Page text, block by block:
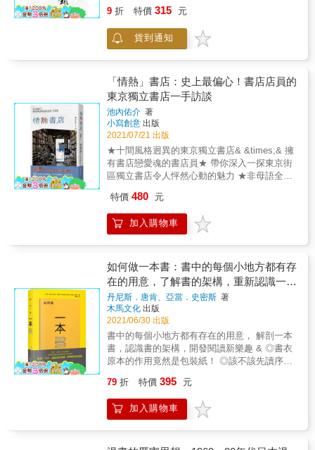
相同的是身上都流著熱情堅毅的血液、濃厚的
形蟲加上八爪魚般靈活變通的思維：能讓每位
顧客一進門，就會強烈感受「這個書店」不只
在賣書，而是把你整個人泡進文化體驗
成於底氣 獨立書店在臺灣獨樹一格地存在
&& 本書精選之獨立書店，這群家人朋友口中個
性或浪漫、或貓毛（臺語）、或反骨、或性格
或理想主義的主理人，成功地把別人眼中的劣
勢轉為優勢，把小人物狂想曲演奏成勝利進行
曲，在大型連鎖書店與電商平臺環伺中旱地拔
蔥、逆勢崛起、廣布觸鬚，經營得風生水起。
& 於此背後也顯示臺灣廣大民眾的溫暖、友
親，北漂、南漂、島內移民、環島旅遊的各路
免於風霜，成為一處處兼具社區活動中心、手
藝料理交流的溫馨場域，甚至原本沒有閱讀習
慣的人因為家鄉終於有書店了，也養成了閱讀
消費的習慣與興趣，一起成就了臺灣獨立書店
的奇異風景，也提供大家在主流意識之外，更
多元、豐富的選擇。 & 我們深信 一本好書，會
把人生的高度給你&& 一間好店，會把心靈的寬
度給你 & 一杯咖啡、一本書、一個下午 沿著文
字的軌跡& 走進心靈的山海 找到內在的怡然自
得與心靈高光時刻 不論是探觸世界、深掘自我
& 在獨立書店停留的每一個時光，帶走的每一
本書&& 都會為你在心靈種下一些力量、美感與
識內涵兼具 知名主播詹慶齡、攝影師余尚彬聯
合《名人書房》專業影音攝製團隊，以獨特視
角，展開全臺別具特色的獨立書店微旅行，透
更壞的時代裡，只要有書有讀者，書店就能繼
續拯救世界。──馬力︱或者書店店長 開書店是
一場持續抗爭的社會運動，有書店的地方就有
令人讚嘆的核心存在。──陳顥樺︱見書店負責
呢？」&mdash;&mdash;〈我就是愛賭博，請
毛》一書，真摯訴說實踐夢想之快樂與困苦，
原意是「苦海無涯，勸你小心」之用，沒想到
反而變成推坑大作，點燃了更多讀者的熱情，
出版業，甚至是各行各業的「飛踢盛世」
（咦）！ 十年經過，曾經被擊倒但還是爬起
來，陳夏民與他的一人出版社逗點還存在。他
開啟深埋已久的那枚時空膠囊，加入超過五千
字的前言後記，詳實訴說投身志業後所得來的
欣喜與傷痕，更不忘回顧初心，銘記當年那一
位熱血飛踢世界的青年。 「請你不要放棄。如
果可以，不一定要變成外界認可的大人，能夠
以及1949年後的臺灣刊物，尤其有深度的探
究。 ◎當時的文筆質樸真實、言之有物，有理
想，堅持追求更好的生活，少有娛樂大眾、取
&mdash;&mdash;創刊詞數據庫 , 由王修求於
2019年初在Blogger創立。 收集漢語世界期刊
的創刊詞，創刊詞下附錄有期刊的： 約稿、編
輯劄記、雜誌章程、宗旨條約、資料照片、期
刊簡介等資訊， 創造了一個高品質、有價值，
可供人人查閱、參考、究研的學術平臺。 不忘
初心，方得始終 那些被歷史塵封的刊物，它們
的創刊詞，大都是為了夢想在奮鬥。 是對現實
的關切、是對未來的展望、是對真理的探尋
&hellip;&hellip; 並不僅僅是為了豐富人的生
是勇於擔當的知識分子，是一個社會的良知，
是一個民族的脊樑。 現在與展望 大陸，曾經敢
言的刊物，在新的政權之下， 光芒與銳利盡
見。 港澳，已經火箭般速度大陸化，中國不僅
在版圖上追求大一統， 思想上也在力求大一
統，這都是毛澤東思想的延續。 台灣，自1949
年，胡適把自由的種子撒播在臺灣大地那刻
起， 在最為黑暗的白色恐怖歲月，人民也沒有
放棄對自由的追求。 &mdash;&mdash;知識不
應該成為某些人謀利的工具， 澆灌種子與希
望，就是刊物存在的意義與價值。 能看出初心
9 折 特價 315 元
貨到通知
「情熱」書店：史上最偏心！書店店員的
東京獨立書店一手訪談
池內佑介 著
小寫創意 出版
2021/07/21 出版
★十間風格迥異的東京獨立書店& &times;& 擁
有書店戀愛魂的書店員★ 帶你深入一探東京街
區獨立書店令人怦然心動的魅力 ★非母語全中
授，出版書業研究者李令儀專文推薦 ★《書店
不死》作者石橋毅史先生推薦語：「待新冠肺
炎疫情過後，我也要再來趟書店巡禮。」 ★全
許多人在此相聚、相知、相挺。那裡總是透出
微弱而堅定的光，在這疫情艱難、人際疏離的
時代，這些書店擎起的小小微光，如此療癒、
溫暖愛書人的心。 & 池內佑介，現居住於東京
的日本書店員。中文極好，熱愛獨立書店，對
臺灣更有著深切的情感。他以非母語的全中文
寫就此書，從書店員＋愛書人的獨特眼光，偏
心又直白地訴說著他對這些獨立書店的愛。 &
這是獻給全世界還堅持在街角的小書店的書 也
是獻給長久支持著這些小書店的所有讀者的書
店」的書 & 本書介紹日本的十家獨立書店，其
中九家在東京，一家則在山梨縣甲府市。每一
家的營業形態、選書風格、理念都不同，呈現
特價 480 元
加入購物車
如何做一本書：書中的每個小地方都有存
在的用意，了解書的架構，重新認識一本
書
丹尼斯．唐肯、亞當．史密斯 著
木馬文化 出版
2021/06/30 出版
書中的每個小地方都有存在的用意， 解剖一本
書，認識書的架構，開發閱讀新樂趣 & ◎書衣
原本的作用竟然是包裝紙！ ◎該不該先讀序？
◎題辭、獻辭與書的內容有什麼關聯？ & 書是
各種知識與感受的載體，除了主要的文本，組
成一本書還有哪些構件？ 它們被創建的時空背
79 折 特價 395 元
加入購物車